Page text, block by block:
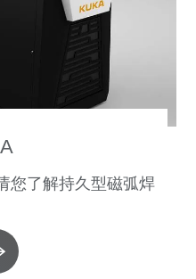
您了解持久型磁弧焊